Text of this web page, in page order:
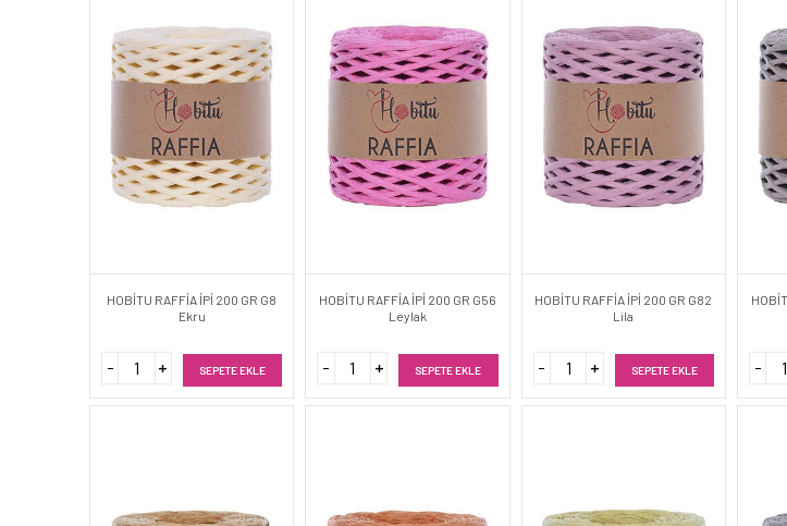
HOBİTU RAFFİA İPİ 200 GR G8
Ekru
SEPETE EKLE
HOBİTU RAFFİA İPİ 200 GR G56
Leylak
SEPETE EKLE
HOBİTU RAFFİA İPİ 200 GR G82
Lila
SEPETE EKLE